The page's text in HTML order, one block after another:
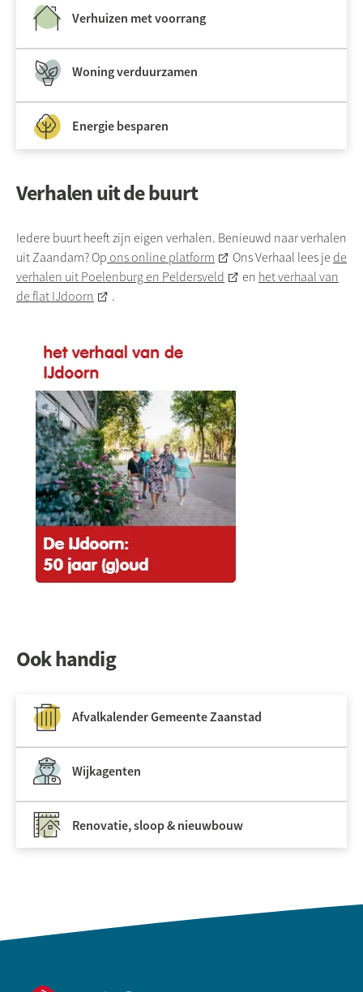
Verhuizen met voorrang
Woning verduurzamen
Energie besparen
Verhalen uit de buurt
Iedere buurt heeft zijn eigen verhalen. Benieuwd naar verhalen
uit Zaandam? Op ons online platform Ons Verhaal lees je de
verhalen uit Poelenburg en Peldersveld
en het verhaal van
de flat IJdoorn
.
Ook handig
Afvalkalender Gemeente Zaanstad
Wijkagenten
Renovatie, sloop & nieuwbouw